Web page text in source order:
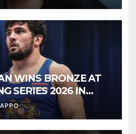
WINS BRONZE AT
SERIES 2026 IN
APPO